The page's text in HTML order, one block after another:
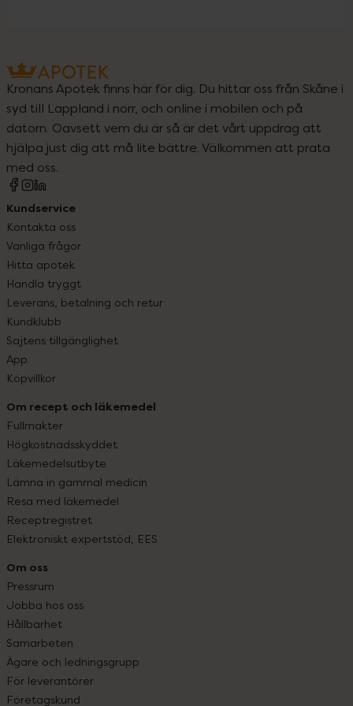
Kronans Apotek finns här för dig. Du hittar oss från Skåne i
syd till Lappland i norr, och online i mobilen och på
datorn. Oavsett vem du är så är det vårt uppdrag att
hjälpa just dig att må lite bättre. Välkommen att prata
med oss.
Kundservice
Kontakta oss
Vanliga frågor
Hitta apotek
Handla tryggt
Leverans, betalning och retur
Kundklubb
Sajtens tillgänglighet
App
Köpvillkor
Om recept och läkemedel
Fullmakter
Högkostnadsskyddet
Läkemedelsutbyte
Lämna in gammal medicin
Resa med läkemedel
Receptregistret
Elektroniskt expertstöd, EES
Om oss
Pressrum
Jobba hos oss
Hållbarhet
Samarbeten
Ägare och ledningsgrupp
För leverantörer
Företagskund